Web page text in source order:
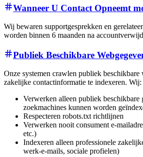
Wanneer U Contact Opneemt
Wij bewaren supportgesprekken en
worden binnen 6 maanden na
Publiek Beschikbare
Onze systemen crawlen publiek beschikbare
zakelijke contactinformatie te indexeren. Wij:
Verwerken alleen publiek beschikbare
zoekmachines kunnen worden
Respecteren robots.txt richtlijnen
Verwerken nooit consument e-
etc.)
Indexeren alleen professionele
werk-e-mails, sociale profielen)